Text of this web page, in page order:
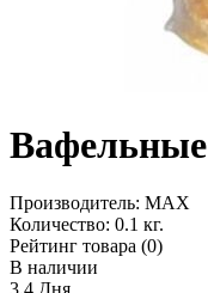
Производитель: MAX
Количество: 0.1 кг.
Рейтинг товара (0)
В наличии